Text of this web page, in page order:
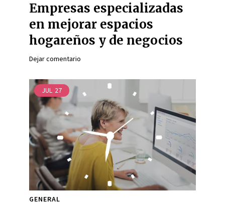
Empresas especializadas
en mejorar espacios
hogareños y de negocios
Dejar comentario
JUL 27
GENERAL